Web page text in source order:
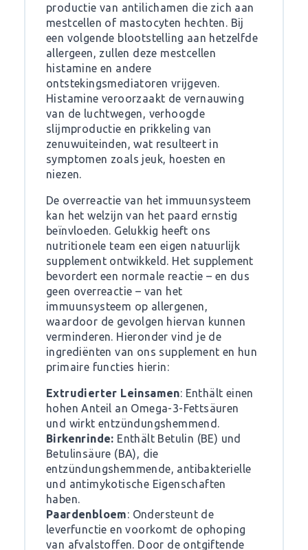
productie van antilichamen die zich aan
mestcellen of mastocyten hechten. Bij
een volgende blootstelling aan hetzelfde
allergeen, zullen deze mestcellen
histamine en andere
ontstekingsmediatoren vrijgeven.
Histamine veroorzaakt de vernauwing
van de luchtwegen, verhoogde
slijmproductie en prikkeling van
zenuwuiteinden, wat resulteert in
symptomen zoals jeuk, hoesten en
niezen.
De overreactie van het immuunsysteem
kan het welzijn van het paard ernstig
beïnvloeden. Gelukkig heeft ons
nutritionele team een eigen natuurlijk
supplement ontwikkeld. Het supplement
bevordert een normale reactie – en dus
geen overreactie – van het
immuunsysteem op allergenen,
waardoor de gevolgen hiervan kunnen
verminderen. Hieronder vind je de
ingrediënten van ons supplement en hun
primaire functies hierin:
Extrudierter Leinsamen: Enthält einen
hohen Anteil an Omega-3-Fettsäuren
und wirkt entzündungshemmend.
Birkenrinde: Enthält Betulin (BE) und
Betulinsäure (BA), die
entzündungshemmende, antibakterielle
und antimykotische Eigenschaften
haben.
Paardenbloem: Ondersteunt de
leverfunctie en voorkomt de ophoping
van afvalstoffen. Door de ontgiftende